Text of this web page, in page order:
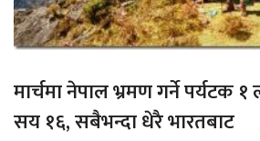
मार्चमा नेपाल भ्रमण गर्ने पर्यटक
सय १६, सबैभन्दा धेरै भारतबाट